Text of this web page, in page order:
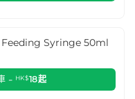
Syringe 50ml
- HK$18起